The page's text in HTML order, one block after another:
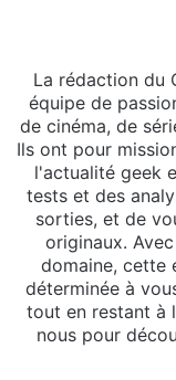
La rédaction du
équipe de
de cinéma, de
Ils ont pour
l'actualité geek
tests et des
sorties, et de
originaux.
domaine, cette
déterminée à
tout en restant à
nous pour